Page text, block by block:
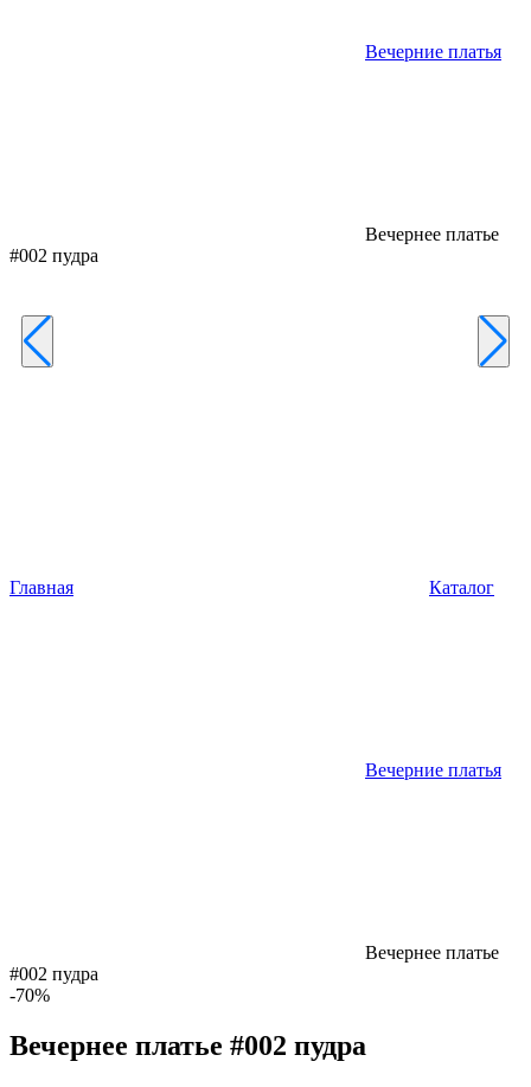
Вечерние платья
Вечернее платье
#002 пудра
Главная Каталог
Вечерние платья
Вечернее платье
#002 пудра
-70%
Вечернее платье #002 пудра